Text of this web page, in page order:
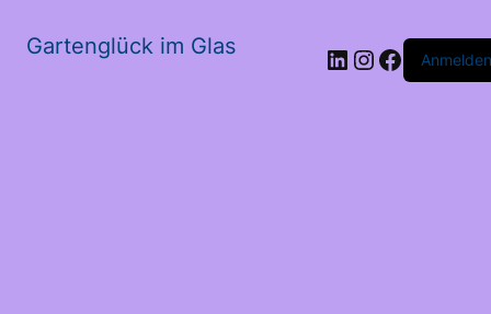
Gartenglück im Glas LinkedIn
Instagram
Anmelden